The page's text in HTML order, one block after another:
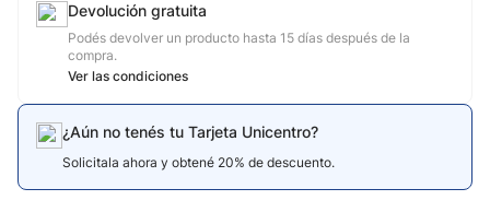
Devolución gratuita
Podés devolver un producto hasta 15 días después de la
compra.
Ver las condiciones
¿Aún no tenés tu Tarjeta Unicentro?
Solicitala ahora y obtené 20% de descuento.